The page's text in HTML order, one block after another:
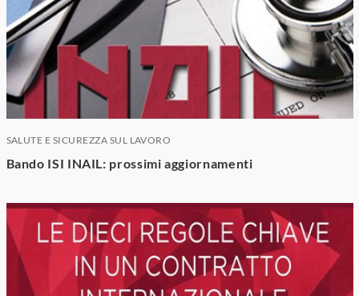
SALUTE E SICUREZZA SUL LAVORO
Bando ISI INAIL: prossimi aggiornamenti